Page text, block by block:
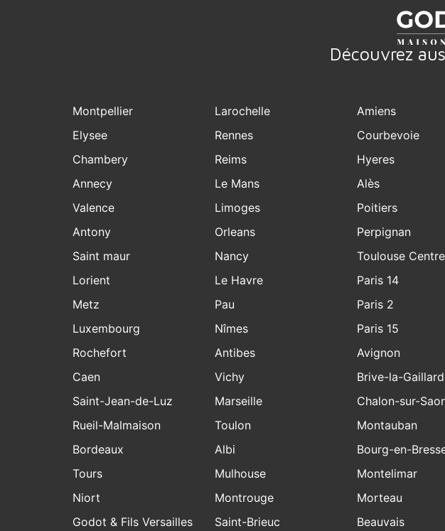
Découvrez
Montpellier
Elysee
Chambery
Annecy
Valence
Antony
Saint maur
Lorient
Metz
Luxembourg
Rochefort
Larochelle
Rennes
Reims
Le Mans
Limoges
Orleans
Nancy
Le Havre
Pau
Nîmes
Antibes
Amiens
Courbevoie
Hyeres
Alès
Poitiers
Perpignan
Toulouse Centre
Paris 14
Paris 2
Paris 15
Avignon
Caen
Saint-Jean-de-Luz
Rueil-Malmaison
Bordeaux
Tours
Niort
Godot & Fils Versailles
Vichy
Marseille
Toulon
Albi
Mulhouse
Montrouge
Saint-Brieuc
Brive-la-
Chalon-sur-
Montauban
Bourg-en-
Montelimar
Morteau
Beauvais